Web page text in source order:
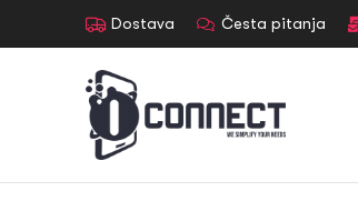
Dostava Česta pitanja